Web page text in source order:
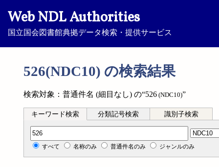
Web NDL Authorities
国立国会図書館典拠データ検索・提供サービス
526(NDC10) の検索結果
検索対象：普通件名 (細目なし) の“526 (NDC10)”
キーワード検索 分類記号検索 識別子検索
分類記号検索
すべて 名称のみ 普通件名のみ ジャンルのみ